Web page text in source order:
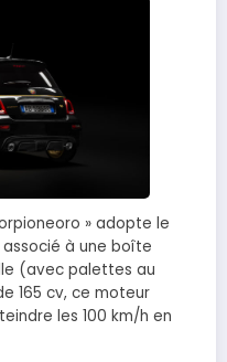
» adopte le
associé à une boîte
(avec palettes au
165 cv, ce moteur
les 100 km/h en